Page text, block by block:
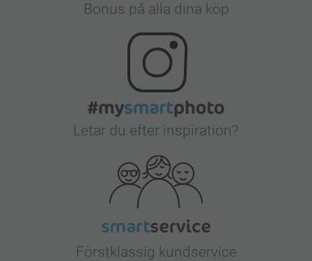
Bonus på alla dina köp
Letar du efter inspiration?
Förstklassig kundservice